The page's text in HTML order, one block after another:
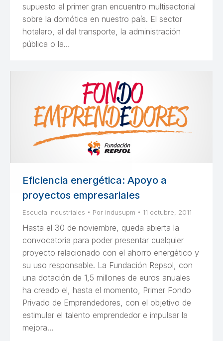
supuesto el primer gran encuentro multisectorial
sobre la domótica en nuestro país. El sector
hotelero, el del transporte, la administración
pública o la…
Eficiencia energética: Apoyo a
proyectos empresariales
Escuela Industriales Por indusupm 11 octubre, 2011
Hasta el 30 de noviembre, queda abierta la
convocatoria para poder presentar cualquier
proyecto relacionado con el ahorro energético y
su uso responsable. La Fundación Repsol, con
una dotación de 1,5 millones de euros anuales
ha creado el, hasta el momento, Primer Fondo
Privado de Emprendedores, con el objetivo de
estimular el talento emprendedor e impulsar la
mejora…